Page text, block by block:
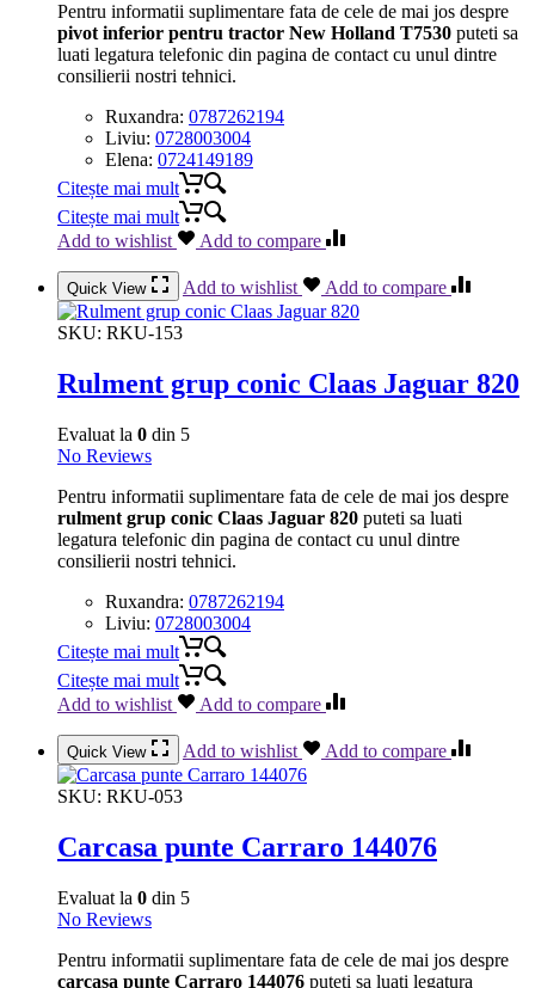
Pentru informatii suplimentare fata de cele de mai jos despre
pivot inferior pentru tractor New Holland T7530 puteti sa
luati legatura telefonic din pagina de contact cu unul dintre
consilierii nostri tehnici.
Ruxandra: 0787262194
Liviu: 0728003004
Elena: 0724149189
Citește mai mult
Citește mai mult
Add to wishlist
Add to compare
Quick View Add to wishlist Add to compare
SKU: RKU-153
Rulment grup conic Claas Jaguar 820
Evaluat la 0 din 5
No Reviews
Pentru informatii suplimentare fata de cele de mai jos despre
rulment grup conic Claas Jaguar 820 puteti sa luati
legatura telefonic din pagina de contact cu unul dintre
consilierii nostri tehnici.
Ruxandra: 0787262194
Liviu: 0728003004
Citește mai mult
Citește mai mult
Add to wishlist
Add to compare
Quick View Add to wishlist Add to compare
SKU: RKU-053
Carcasa punte Carraro 144076
Evaluat la 0 din 5
No Reviews
Pentru informatii suplimentare fata de cele de mai jos despre
carcasa punte Carraro 144076 puteti sa luati legatura